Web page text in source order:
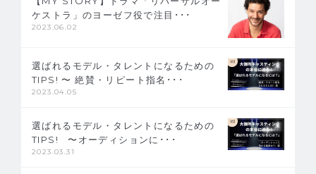
ケストラ」のヨーゼフ役で注目･･･
2023.06.02
選ばれるモデル・タレントになるための
TIPS! 〜 絶賛・リピート指名･･･
2023.04.05
選ばれるモデル・タレントになるための
TIPS!   〜オーディションに･･･
2023.03.31